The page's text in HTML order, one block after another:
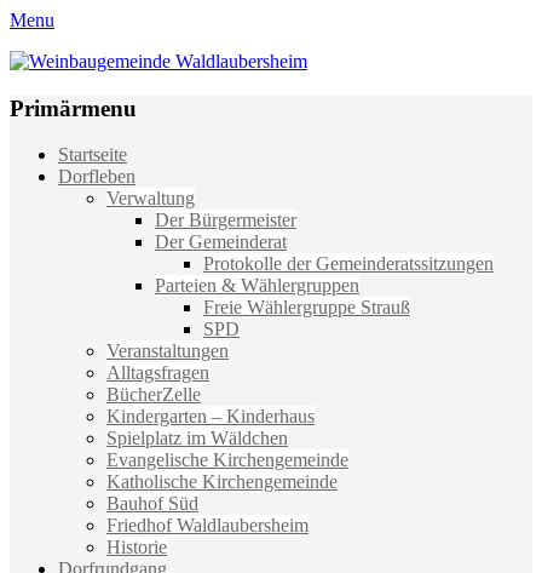
Menu
Weinbaugemeinde Waldlaubersheim
Primärmenu
Weiter
zum
Startseite
Dorfleben
Verwaltung
Der Bürgermeister
Der Gemeinderat
Protokolle der Gemeinderatssitzungen
Parteien & Wählergruppen
Freie Wählergruppe Strauß
SPD
Veranstaltungen
Alltagsfragen
BücherZelle
Kindergarten – Kinderhaus
Spielplatz im Wäldchen
Evangelische Kirchengemeinde
Katholische Kirchengemeinde
Bauhof Süd
Friedhof Waldlaubersheim
Historie